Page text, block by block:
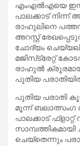
എംഎൽഎയെ ഇന്ന്
പാലക്കാട് നിന്ന്
രാഹുലിനെ
അറസ്റ്റ്
ചോദ്യം
മജിസ്‌ട്രേറ്റ്
രാഹുൽ
പുതിയ
പുതിയ പരാതി
മൂന്ന്
പാലക്കാട്
ചെയ്‌തെന്നും